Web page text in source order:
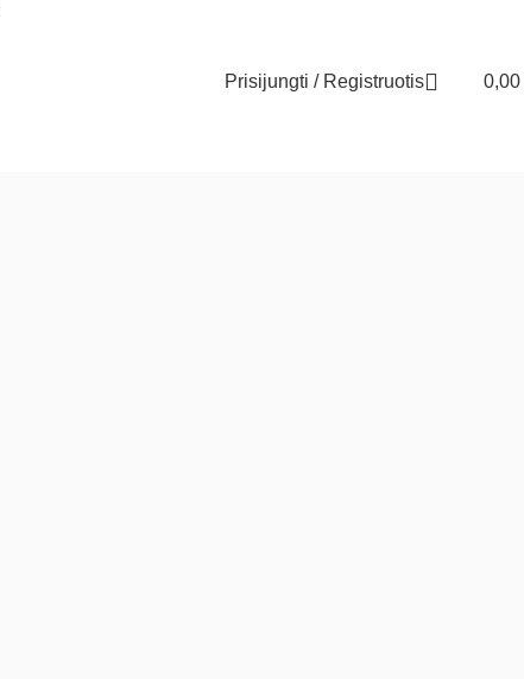
Prisijungti / Registruotis 0,00